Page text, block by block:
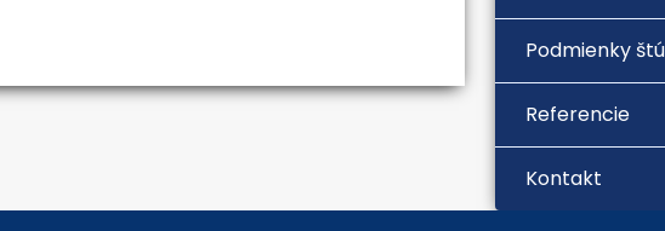
Podmienky
Referencie
Kontakt